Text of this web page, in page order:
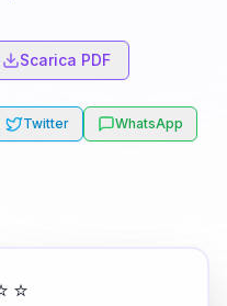
Scarica PDF
Twitter WhatsApp
⭐